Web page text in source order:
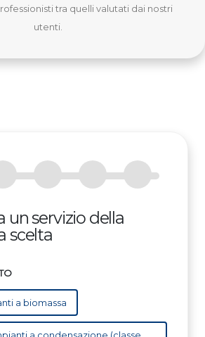
tra quelli valutati dai nostri
utenti.
un servizio della
scelta
a biomassa